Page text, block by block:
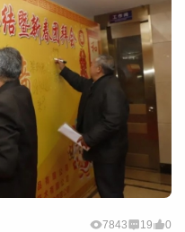
7843 19 0